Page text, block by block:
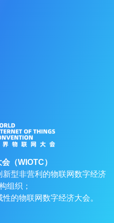
（WIOTC）
型非营利的物联网数字经济
组织；
的物联网数字经济大会。